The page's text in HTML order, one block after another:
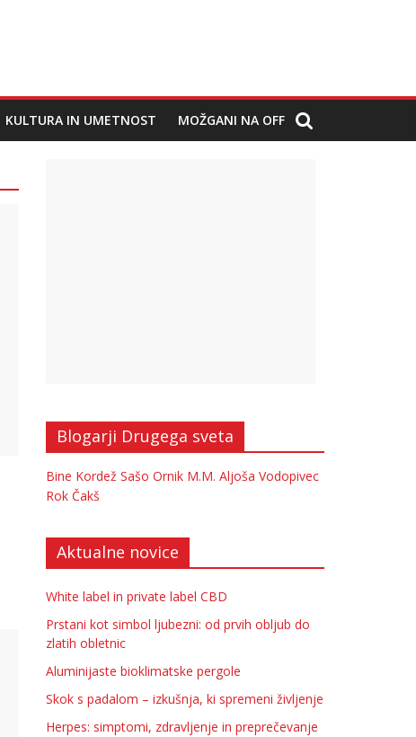
KULTURA IN UMETNOST MOŽGANI NA OFF
Blogarji Drugega sveta
Bine Kordež Sašo Ornik M.M. Aljoša Vodopivec
Rok Čakš
Aktualne novice
White label in private label CBD
Prstani kot simbol ljubezni: od prvih obljub do
zlatih obletnic
Aluminijaste bioklimatske pergole
Skok s padalom – izkušnja, ki spremeni življenje
Herpes: simptomi, zdravljenje in preprečevanje